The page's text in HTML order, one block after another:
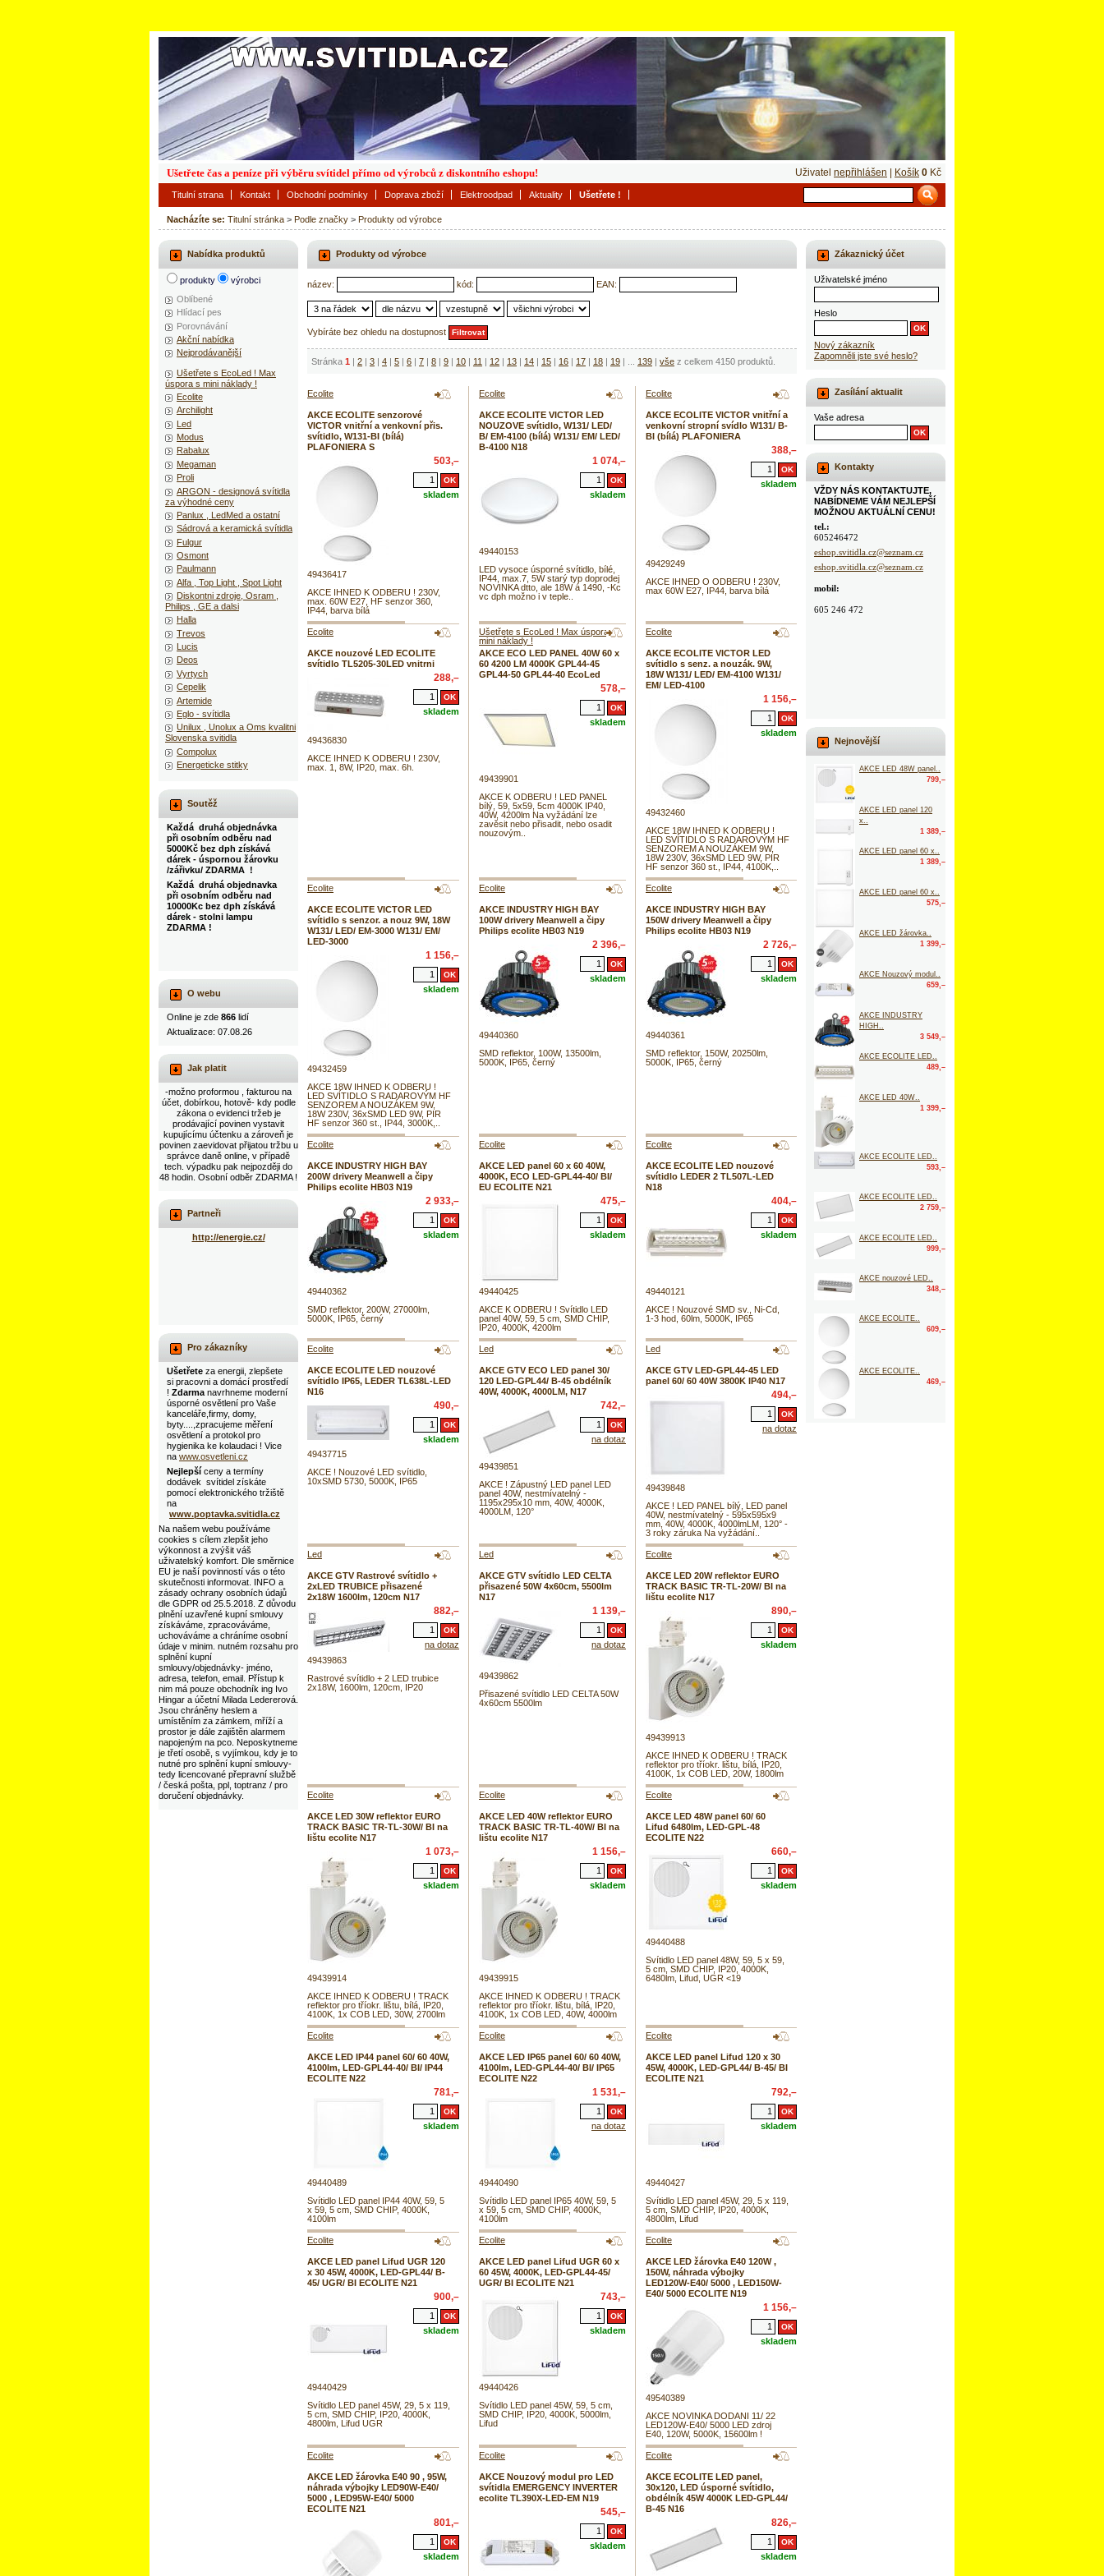
Nacházíte se: Titulní stránka > Podle značky > Produkty od výrobce
Produkty od výrobce
název: kód: EAN:
Vybíráte bez ohledu na dostupnost
Stránka 1 | 2 | 3 | 4 | 5 | 6 | 7 | 8 | 9 | 10 | 11 | 12 | 13 | 14 | 15 | 16 | 17 | 18 | 19 | 139 | vše z celkem 4150 produktů.
Ecolite
AKCE ECOLITE senzorové
VICTOR vnitřní a venkovní přis.
svítidlo, W131-BI (bílá)
PLAFONIERA S
503,–
skladem
49436417
AKCE IHNED K ODBERU ! 230V,
max. 60W E27, HF senzor 360,
IP44, barva bílá
Ecolite
AKCE ECOLITE VICTOR LED
NOUZOVE svítidlo, W131/ LED/
B/ EM-4100 (bílá) W131/ EM/ LED/
B-4100 N18
1 074,–
skladem
49440153
LED vysoce úsporné svítidlo, bílé,
IP44, max.7, 5W starý typ doprodej
NOVINKA dtto, ale 18W á 1490, -Kc
vc dph možno i v teple..
Ecolite
AKCE ECOLITE VICTOR vnitřní a
venkovní stropní svídlo W131/ B-
BI (bílá) PLAFONIERA
388,–
skladem
49429249
AKCE IHNED O ODBERU ! 230V,
max 60W E27, IP44, barva bílá
Ecolite
AKCE nouzové LED ECOLITE
svítidlo TL5205-30LED vnitrni
288,–
skladem
49436830
AKCE IHNED K ODBERU ! 230V,
max. 1, 8W, IP20, max. 6h.
Ušetřete s EcoLed ! Max úspora s
mini náklady !
AKCE ECO LED PANEL 40W 60 x
60 4200 LM 4000K GPL44-45
GPL44-50 GPL44-40 EcoLed
578,–
skladem
49439901
AKCE K ODBERU ! LED PANEL
bílý, 59, 5x59, 5cm 4000K IP40,
40W, 4200lm Na vyžádání lze
zavěsit nebo přisadit, nebo osadit
nouzovým..
Ecolite
AKCE ECOLITE VICTOR LED
svítidlo s senz. a nouzák. 9W,
18W W131/ LED/ EM-4100 W131/
EM/ LED-4100
1 156,–
skladem
49432460
AKCE 18W IHNED K ODBERU !
LED SVÍTIDLO S RADAROVÝM HF
SENZOREM A NOUZÁKEM 9W,
18W 230V, 36xSMD LED 9W, PIR
HF senzor 360 st., IP44, 4100K,..
Ecolite
AKCE ECOLITE VICTOR LED
svítidlo s senzor. a nouz 9W, 18W
W131/ LED/ EM-3000 W131/ EM/
LED-3000
1 156,–
skladem
49432459
AKCE 18W IHNED K ODBERU !
LED SVÍTIDLO S RADAROVÝM HF
SENZOREM A NOUZÁKEM 9W,
18W 230V, 36xSMD LED 9W, PIR
HF senzor 360 st., IP44, 3000K,..
Ecolite
AKCE INDUSTRY HIGH BAY
100W drivery Meanwell a čipy
Philips ecolite HB03 N19
2 396,–
skladem
49440360
SMD reflektor, 100W, 13500lm,
5000K, IP65, černý
Ecolite
AKCE INDUSTRY HIGH BAY
150W drivery Meanwell a čipy
Philips ecolite HB03 N19
2 726,–
skladem
49440361
SMD reflektor, 150W, 20250lm,
5000K, IP65, černý
Ecolite
AKCE INDUSTRY HIGH BAY
200W drivery Meanwell a čipy
Philips ecolite HB03 N19
2 933,–
skladem
49440362
SMD reflektor, 200W, 27000lm,
5000K, IP65, černý
Ecolite
AKCE LED panel 60 x 60 40W,
4000K, ECO LED-GPL44-40/ BI/
EU ECOLITE N21
475,–
skladem
49440425
AKCE K ODBERU ! Svítidlo LED
panel 40W, 59, 5 cm, SMD CHIP,
IP20, 4000K, 4200lm
Ecolite
AKCE ECOLITE LED nouzové
svítidlo LEDER 2 TL507L-LED
N18
404,–
skladem
49440121
AKCE ! Nouzové SMD sv., Ni-Cd,
1-3 hod, 60lm, 5000K, IP65
Ecolite
AKCE ECOLITE LED nouzové
svítidlo IP65, LEDER TL638L-LED
N16
490,–
skladem
49437715
AKCE ! Nouzové LED svítidlo,
10xSMD 5730, 5000K, IP65
Led
AKCE GTV ECO LED panel 30/
120 LED-GPL44/ B-45 obdélník
40W, 4000K, 4000LM, N17
742,–
na dotaz
49439851
AKCE ! Zápustný LED panel LED
panel 40W, nestmívatelný -
1195x295x10 mm, 40W, 4000K,
4000LM, 120°
Led
AKCE GTV LED-GPL44-45 LED
panel 60/ 60 40W 3800K IP40 N17
494,–
na dotaz
49439848
AKCE ! LED PANEL bílý, LED panel
40W, nestmívatelný - 595x595x9
mm, 40W, 4000K, 4000lmLM, 120° -
3 roky záruka Na vyžádání..
Led
AKCE GTV Rastrové svítidlo +
2xLED TRUBICE přisazené
2x18W 1600lm, 120cm N17
882,–
na dotaz
49439863
Rastrové svítidlo + 2 LED trubice
2x18W, 1600lm, 120cm, IP20
Led
AKCE GTV svítidlo LED CELTA
přisazené 50W 4x60cm, 5500lm
N17
1 139,–
na dotaz
49439862
Přisazené svítidlo LED CELTA 50W
4x60cm 5500lm
Ecolite
AKCE LED 20W reflektor EURO
TRACK BASIC TR-TL-20W/ BI na
lištu ecolite N17
890,–
skladem
49439913
AKCE IHNED K ODBERU ! TRACK
reflektor pro tříokr. lištu, bílá, IP20,
4100K, 1x COB LED, 20W, 1800lm
Ecolite
AKCE LED 30W reflektor EURO
TRACK BASIC TR-TL-30W/ BI na
lištu ecolite N17
1 073,–
skladem
49439914
AKCE IHNED K ODBERU ! TRACK
reflektor pro tříokr. lištu, bílá, IP20,
4100K, 1x COB LED, 30W, 2700lm
Ecolite
AKCE LED 40W reflektor EURO
TRACK BASIC TR-TL-40W/ BI na
lištu ecolite N17
1 156,–
skladem
49439915
AKCE IHNED K ODBERU ! TRACK
reflektor pro tříokr. lištu, bílá, IP20,
4100K, 1x COB LED, 40W, 4000lm
Ecolite
AKCE LED 48W panel 60/ 60
Lifud 6480lm, LED-GPL-48
ECOLITE N22
660,–
skladem
49440488
Svítidlo LED panel 48W, 59, 5 x 59,
5 cm, SMD CHIP, IP20, 4000K,
6480lm, Lifud, UGR <19
Ecolite
AKCE LED IP44 panel 60/ 60 40W,
4100lm, LED-GPL44-40/ BI/ IP44
ECOLITE N22
781,–
skladem
49440489
Svítidlo LED panel IP44 40W, 59, 5
x 59, 5 cm, SMD CHIP, 4000K,
4100lm
Ecolite
AKCE LED IP65 panel 60/ 60 40W,
4100lm, LED-GPL44-40/ BI/ IP65
ECOLITE N22
1 531,–
na dotaz
49440490
Svítidlo LED panel IP65 40W, 59, 5
x 59, 5 cm, SMD CHIP, 4000K,
4100lm
Ecolite
AKCE LED panel Lifud 120 x 30
45W, 4000K, LED-GPL44/ B-45/ BI
ECOLITE N21
792,–
skladem
49440427
Svítidlo LED panel 45W, 29, 5 x 119,
5 cm, SMD CHIP, IP20, 4000K,
4800lm, Lifud
Ecolite
AKCE LED panel Lifud UGR 120
x 30 45W, 4000K, LED-GPL44/ B-
45/ UGR/ BI ECOLITE N21
900,–
skladem
49440429
Svítidlo LED panel 45W, 29, 5 x 119,
5 cm, SMD CHIP, IP20, 4000K,
4800lm, Lifud UGR
Ecolite
AKCE LED panel Lifud UGR 60 x
60 45W, 4000K, LED-GPL44-45/
UGR/ BI ECOLITE N21
743,–
skladem
49440426
Svítidlo LED panel 45W, 59, 5 cm,
SMD CHIP, IP20, 4000K, 5000lm,
Lifud
Ecolite
AKCE LED žárovka E40 120W ,
150W, náhrada výbojky
LED120W-E40/ 5000 , LED150W-
E40/ 5000 ECOLITE N19
1 156,–
skladem
49540389
AKCE NOVINKA DODANI 11/ 22
LED120W-E40/ 5000 LED zdroj
E40, 120W, 5000K, 15600lm !
Ecolite
AKCE LED žárovka E40 90 , 95W,
náhrada výbojky LED90W-E40/
5000 , LED95W-E40/ 5000
ECOLITE N21
801,–
skladem
Ecolite
AKCE Nouzový modul pro LED
svítidla EMERGENCY INVERTER
ecolite TL390X-LED-EM N19
545,–
skladem
Ecolite
AKCE ECOLITE LED panel,
30x120, LED úsporné svítidlo,
obdélník 45W 4000K LED-GPL44/
B-45 N16
826,–
skladem
Zákaznický účet
Uživatelské jméno
Heslo
Nový zákazník
Zapomněli jste své heslo?
Zasílání aktualit
Vaše adresa
Kontakty
VŽDY NÁS KONTAKTUJTE,
NABÍDNEME VÁM NEJLEPŠÍ
MOŽNOU AKTUÁLNÍ CENU!
tel.:
605246472
eshop.svitidla.cz@seznam.cz
eshop.svitidla.cz@seznam.cz
mobil:
605 246 472
Nejnovější
AKCE LED 48W panel..
799,–
AKCE LED panel 120
x..
1 389,–
AKCE LED panel 60 x..
1 389,–
AKCE LED panel 60 x..
575,–
AKCE LED žárovka..
1 399,–
AKCE Nouzový modul..
659,–
AKCE INDUSTRY
HIGH..
3 549,–
AKCE ECOLITE LED..
489,–
AKCE LED 40W..
1 399,–
AKCE ECOLITE LED..
593,–
AKCE ECOLITE LED..
2 759,–
AKCE ECOLITE LED..
999,–
AKCE nouzové LED..
348,–
AKCE ECOLITE..
609,–
AKCE ECOLITE..
469,–
Nabídka produktů
produkty
výrobci
Oblíbené
Hlídací pes
Porovnávání
Akční nabídka
Nejprodávanější
Ušetřete s EcoLed ! Max
úspora s mini náklady !
Ecolite
Archilight
Led
Modus
Rabalux
Megaman
Proli
ARGON - designová svítidla
za výhodné ceny
Panlux , LedMed a ostatní
Sádrová a keramická svítidla
Fulgur
Osmont
Paulmann
Alfa , Top Light , Spot Light
Diskontni zdroje, Osram ,
Philips , GE a dalsi
Halla
Trevos
Lucis
Deos
Vyrtych
Cepelik
Artemide
Eglo - svítidla
Unilux , Unolux a Oms kvalitni
Slovenska svitidla
Compolux
Energeticke stitky
Soutěž
Každá druhá objednávka
při osobním odběru nad
5000Kč bez dph získává
dárek - úspornou žárovku
/zářivku/ ZDARMA !
Každá druhá objednavka
při osobním odběru nad
10000Kc bez dph získává
dárek - stolni lampu
ZDARMA !
O webu
Online je zde 866 lidí
Aktualizace: 07.08.26
Jak platit
-možno proformou , fakturou na
účet, dobírkou, hotově- kdy podle
zákona o evidenci tržeb je
prodávající povinen vystavit
kupujícímu účtenku a zároveň je
povinen zaevidovat přijatou tržbu u
správce daně online, v případě
tech. výpadku pak nejpozději do
48 hodin. Osobní odběr ZDARMA !
Partneři
http://energie.cz/
Pro zákazníky
Ušetřete za energii, zlepšete
si pracovni a domácí prostředí
! Zdarma navrhneme moderní
úsporné osvětlení pro Vaše
kanceláře,firmy, domy,
byty....,zpracujeme měření
osvětlení a protokol pro
hygienika ke kolaudaci ! Vice
na www.osvetleni.cz
Nejlepší ceny a termíny
dodávek svítidel získáte
pomocí elektronického tržiště
na
www.poptavka.svitidla.cz
Na našem webu používáme
cookies s cílem zlepšit jeho
výkonnost a zvýšit váš
uživatelský komfort. Dle směrnice
EU je naší povinností vás o této
skutečnosti informovat. INFO a
zásady ochrany osobních údajů
dle GDPR od 25.5.2018. Z důvodu
plnění uzavřené kupní smlouvy
získáváme, zpracováváme,
uchováváme a chráníme osobní
údaje v minim. nutném rozsahu pro
splnění kupní
smlouvy/objednávky- jméno,
adresa, telefon, email. Přístup k
nim má pouze obchodník ing Ivo
Hingar a účetní Milada Ledererová.
Jsou chráněny heslem a
umístěním za zámkem, mříží a
prostor je dále zajištěn alarmem
napojeným na pco. Neposkytneme
je třetí osobě, s vyjímkou, kdy je to
nutné pro splnění kupní smlouvy-
tedy licencované přepravní službě
/ česká pošta, ppl, toptranz / pro
doručení objednávky.
Titulní strana Kontakt Obchodní podmínky Doprava zboží Elektroodpad Aktuality Ušetřete !
Ušetřete čas a peníze při výběru svítidel přímo od výrobců z diskontního eshopu! Uživatel nepřihlášen Košík 0 Kč